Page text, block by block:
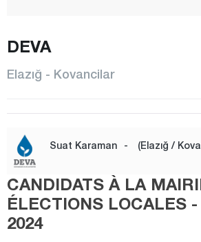
KARAKOÇAN
KOVANCILAR
MADEN
CENTRE
MOLLAKENDİ
DEVA
Elazığ - Kovancilar
Suat Karaman - (Elazığ /
CANDIDATS À LA
ÉLECTIONS LOCALES
2024